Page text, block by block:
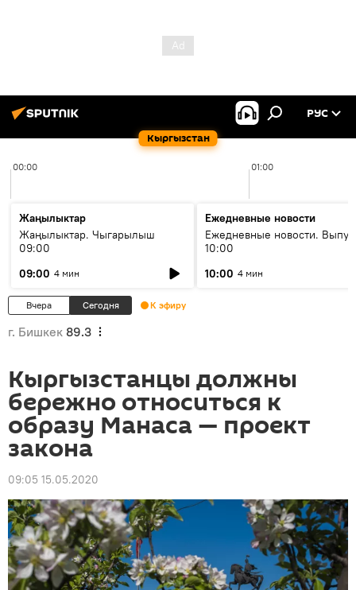
Кыргызстан
РУС
00:00 01:00
Жаңылыктар
Жаңылыктар. Чыгарылыш
09:00
09:00 4 мин
Ежедневные новости
Ежедневные новости.
10:00
10:00 4 мин
Вчера Сегодня К эфиру
г. Бишкек 89.3
Кыргызстанцы должны
бережно относиться к
образу Манаса — проект
закона
09:05 15.05.2020